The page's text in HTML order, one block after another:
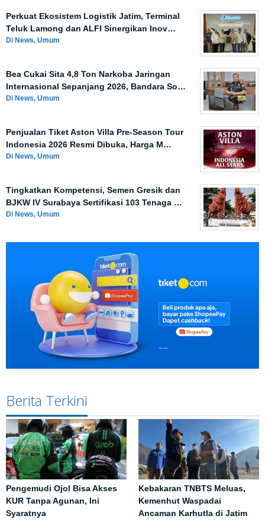
Perkuat Ekosistem Logistik Jatim, Terminal
Teluk Lamong dan ALFI Sinergikan Inov…
Di News, Umum
Bea Cukai Sita 4,8 Ton Narkoba Jaringan
Internasional Sepanjang 2026, Bandara So…
Di News, Umum
Penjualan Tiket Aston Villa Pre-Season Tour
Indonesia 2026 Resmi Dibuka, Harga M…
Di News, Umum
Tingkatkan Kompetensi, Semen Gresik dan
BJKW IV Surabaya Sertifikasi 103 Tenaga …
Di News, Umum
Berita Terkini
Pengemudi Ojol Bisa Akses
KUR Tanpa Agunan, Ini
Syaratnya
Kebakaran TNBTS Meluas,
Kemenhut Waspadai
Ancaman Karhutla di Jatim